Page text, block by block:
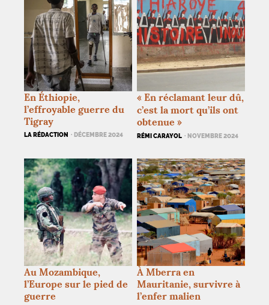
En Éthiopie,
l’effroyable guerre du
Tigray
LA RÉDACTION · DÉCEMBRE 2024
« En réclamant leur dû,
c’est la mort qu’ils ont
obtenue »
RÉMI CARAYOL · NOVEMBRE 2024
Au Mozambique,
l’Europe sur le pied de
guerre
À Mberra en
Mauritanie, survivre à
l’enfer malien